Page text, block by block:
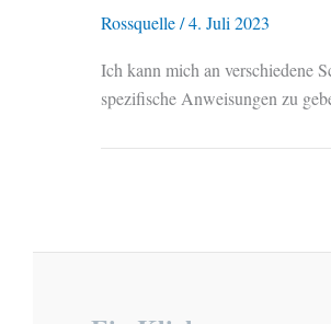
Rossquelle/4. Juli 2023
Ich kann mich an verschiedene
spezifische Anweisungen zu